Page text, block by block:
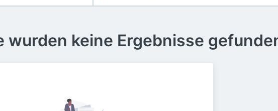
wurden keine Ergebnisse